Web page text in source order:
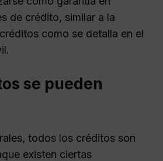
de crédito, similar a la
como se detalla en el
se pueden
todos los créditos son
existen ciertas